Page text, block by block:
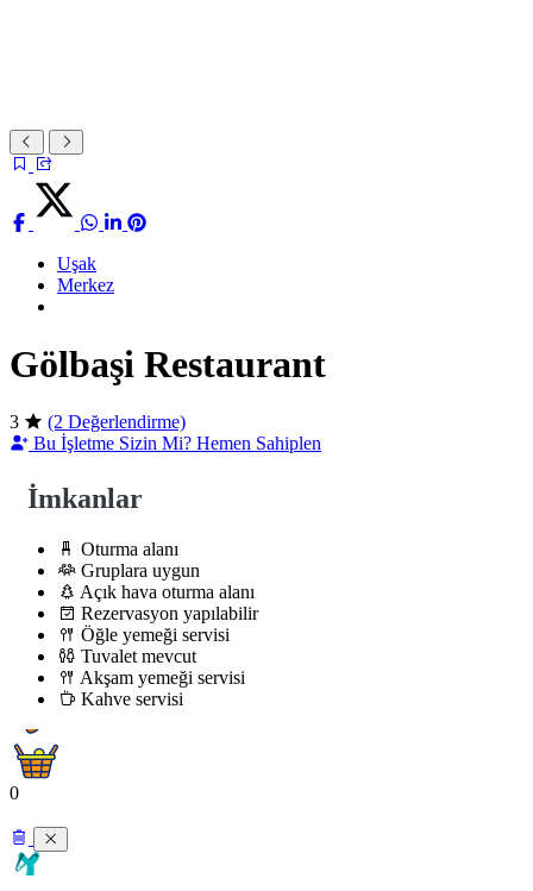
Uşak
Merkez
Gölbaşi Restaurant
3
(2 Değerlendirme)
Bu İşletme Sizin Mi? Hemen Sahiplen
İmkanlar
Oturma alanı
Gruplara uygun
Açık hava oturma alanı
Rezervasyon yapılabilir
Öğle yemeği servisi
Tuvalet mevcut
Akşam yemeği servisi
Kahve servisi
0